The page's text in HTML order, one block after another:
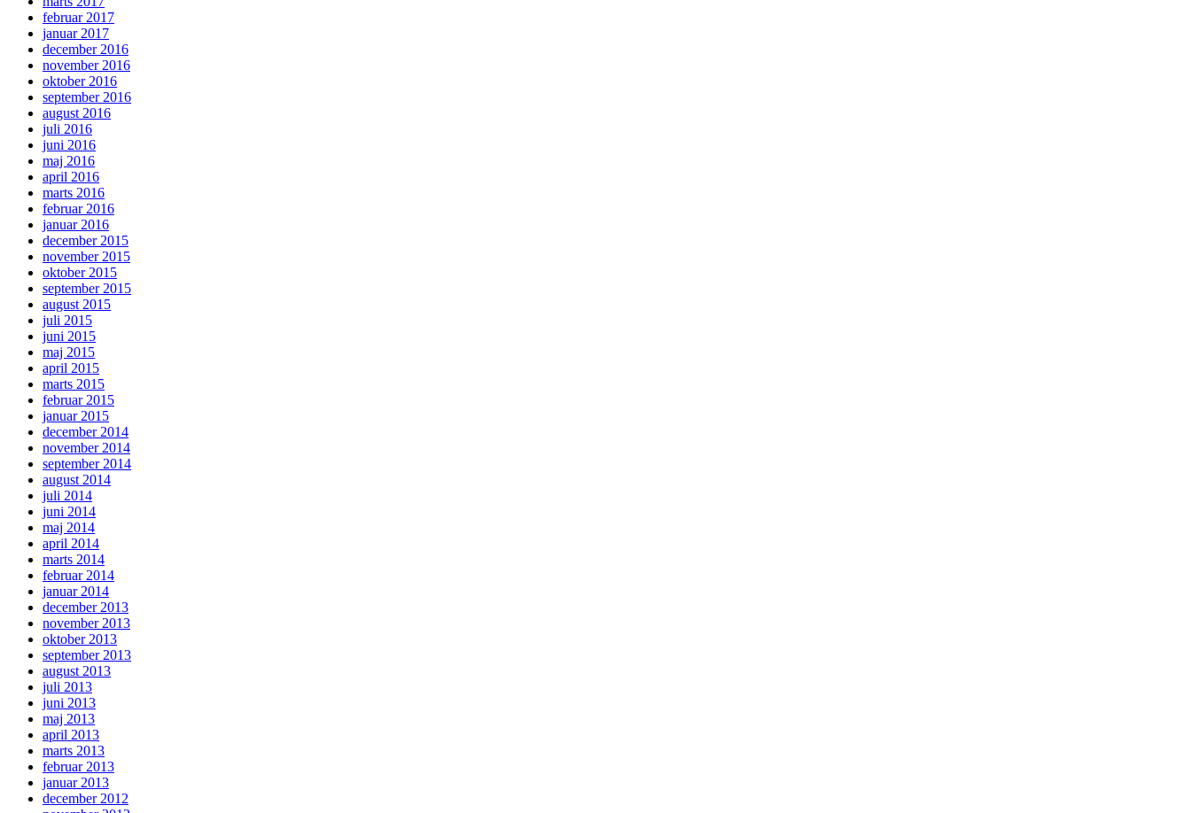
februar 2017
januar 2017
december 2016
november 2016
oktober 2016
september 2016
august 2016
juli 2016
juni 2016
maj 2016
april 2016
marts 2016
februar 2016
januar 2016
december 2015
november 2015
oktober 2015
september 2015
august 2015
juli 2015
juni 2015
maj 2015
april 2015
marts 2015
februar 2015
januar 2015
december 2014
november 2014
september 2014
august 2014
juli 2014
juni 2014
maj 2014
april 2014
marts 2014
februar 2014
januar 2014
december 2013
november 2013
oktober 2013
september 2013
august 2013
juli 2013
juni 2013
maj 2013
april 2013
marts 2013
februar 2013
januar 2013
december 2012